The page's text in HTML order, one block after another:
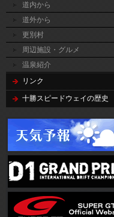
道内から
道外から
更別村
周辺施設・グルメ
温泉紹介
リンク
十勝スピードウェイの歴史